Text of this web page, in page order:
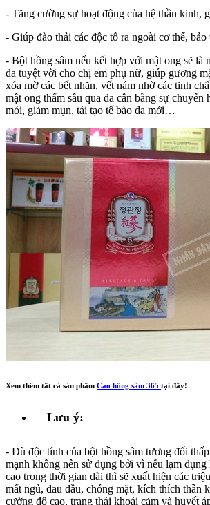
- Tăng cường sự hoạt động của hệ thần kinh,
- Giúp đào thải các độc tố ra ngoài cơ thể, bảo
- Bột hồng sâm nếu kết hợp với mật ong sẽ là
da tuyệt vời cho chị em phụ nữ, giúp gương
xóa mờ các bết nhăn, vết nám nhờ các tinh
mật ong thấm sâu qua da cân bằng sự chuyển
mỏi, giảm mụn, tái tạo tế bào da mới…
Xem thêm tất cả sản phẩm Cao hồng sâm 365 tại đây!
Lưu ý:
- Dù độc tính của bột hồng sâm tương đối
mạnh không nên sử dụng bởi vì nếu lạm
cao trong thời gian dài thì sẽ xuất hiện các
mất ngủ, đau đầu, chóng mặt, kích thích thần
cường độ cao, trạng thái khoái cảm và huyết